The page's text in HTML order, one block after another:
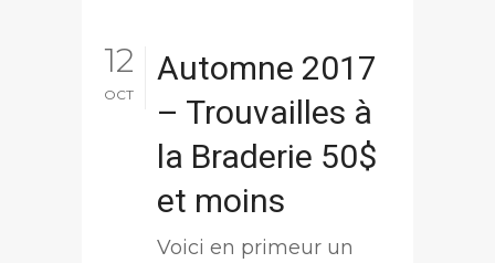
12
OCT
Automne 2017
– Trouvailles à
la Braderie 50$
et moins
Voici en primeur un